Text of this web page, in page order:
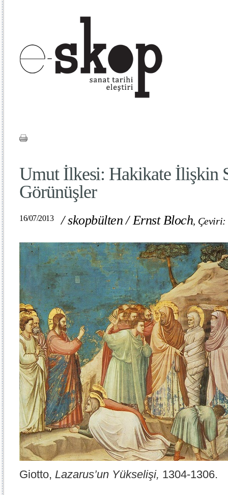
Umut İlkesi: Hakikate İlişkin
Görünüşler
16/07/2013 /skopbülten /Ernst Bloch, Çeviri:
Giotto, Lazarus’un Yükselişi, 1304-1306.